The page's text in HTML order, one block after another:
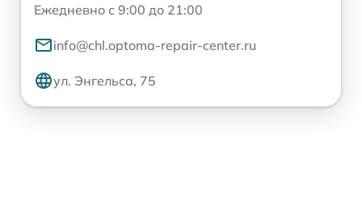
Ежедневно с 9:00 до 21:00
info@chl.optoma-repair-center.ru
ул. Энгельса, 75